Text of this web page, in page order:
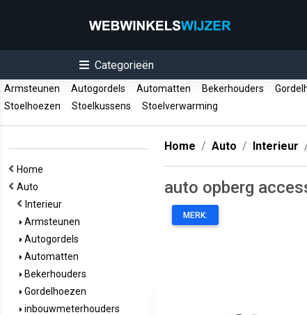
Categorieën
Armsteunen Autogordels Automatten Bekerhouders
Stoelhoezen
Stoelkussens Stoelverwarming
Home
Auto
Interieur
Armsteunen
Autogordels
Automatten
Bekerhouders
Gordelhoezen
inbouwmeterhouders
Home Auto Interieur
auto opberg
MERK: